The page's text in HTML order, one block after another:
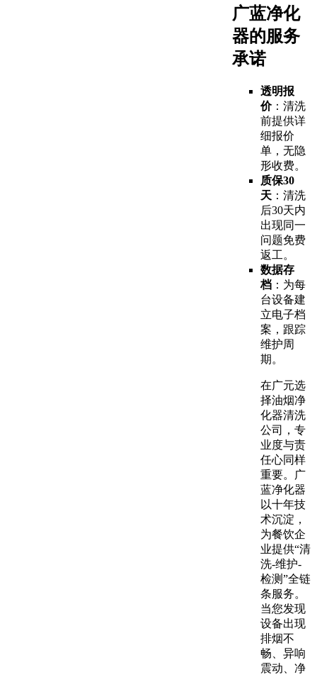
广蓝净化
器的服务
承诺
透明报
价：清洗
前提供详
细报价
单，无隐
形收费。
质保30
天 ：清洗
后30天内
出现同一
问题免费
返工。
数据存
档 ：为每
台设备建
立电子档
案，跟踪
维护周
期。
在广元选
择油烟净
化器清洗
公司，专
业度与责
任心同样
重要。广
蓝净化器
以十年技
术沉淀，
为餐饮企
业提供“清
洗-维护-
检测”全链
条服务。
当您发现
设备出现
排烟不
畅、异响
震动、净